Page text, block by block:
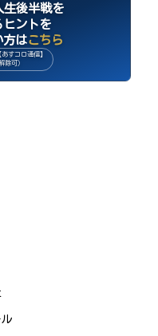
生後半戦を
ヒントを
方はこちら
すコロ通信】
除可）